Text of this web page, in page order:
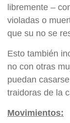
libremente –
violadas o
que su no se
Esto también
no con otras
puedan
traidoras de la
Movimientos: